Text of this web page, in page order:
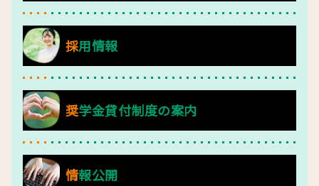
採用情報
奨学金貸付制度の案内
情報公開